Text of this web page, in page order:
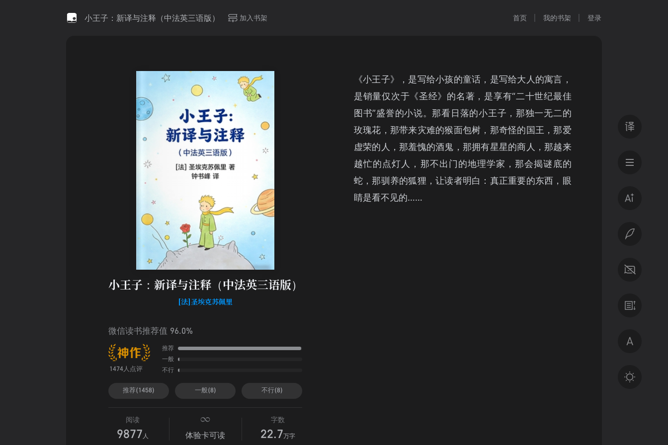
小王子：新译与注释（中法英三语版） 加入书架 首页 我的书架 登录
小王子：新译与注释（中法英三语版）
[法]圣埃克苏佩里
微信读书推荐值 96.0%
1474人点评
推荐
一般
不行
推荐(1458) 一般(8) 不行(8)
阅读
9877 人 体验卡可读
字数
22.7万字
《小王子》，是写给小孩的童话，是写给大人的寓言，
是销量仅次于《圣经》的名著，是享有“二十世纪最佳
图书”盛誉的小说。那看日落的小王子，那独一无二的
玫瑰花，那带来灾难的猴面包树，那奇怪的国王，那爱
虚荣的人，那羞愧的酒鬼，那拥有星星的商人，那越来
越忙的点灯人，那不出门的地理学家，那会揭谜底的
蛇，那驯养的狐狸，让读者明白：真正重要的东西，眼
睛是看不见的……